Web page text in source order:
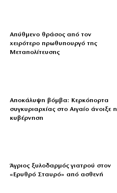
Απύθμενο θράσος από τον
χειρότερο πρωθυπουργό της
Μεταπολίτευσης
Αποκάλυψη βόμβα: Κερκόπορτα
συγκυριαρχίας στο Αιγαίο άνοιξε η
κυβέρνηση
Άγριος ξυλοδαρμός γιατρού στον
«Ερυθρό Σταυρό» από ασθενή